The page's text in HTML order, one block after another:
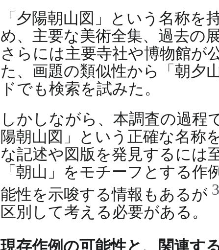
「夕陽朝山図」という名称
め、主要な美術全集、過去の
さらには主要寺社や博物館が
た、画題の類似性から「朝夕
ドでも検索を試みた。
しかしながら、本調査の過程
陽朝山図」という正確な名称
な記述や図版を発見するには
「朝山」をモチーフとする
能性を示唆する情報もあるが 3
区別して考える必要がある。
現存作例の可能性と、関連す